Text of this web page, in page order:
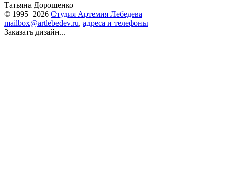
Татьяна Дорошенко
© 1995–2026 Студия Артемия Лебедева
mailbox@artlebedev.ru, адреса и телефоны
Заказать дизайн...